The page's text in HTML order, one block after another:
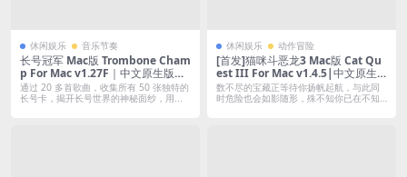
休闲娱乐 音乐节奏
长号冠军 Mac版 Trombone Cham
p For Mac v1.27F｜中文原生版｜
诙谐搞笑的音乐游戏
通过 20 多首歌曲，收集所有 50 张独特的
长号卡，揭开长号世界的神秘面纱，用...
休闲娱乐 动作冒险
[首发]猫咪斗恶龙3 Mac版 Cat Qu
est III For Mac v1.4.5|中文原生
版|开放世界RPG角色扮演游戏
数不尽的宝藏正等待你扬帆起航，与此同
时危险也会如影随形，殊不知你已在不知